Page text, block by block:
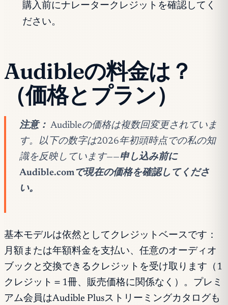
購入前にナレータークレジットを確認してく
ださい。
Audibleの料金は？
（価格とプラン）
注意： Audibleの価格は複数回変更されていま
す。以下の数字は2026年初頭時点での私の知
識を反映しています——申し込み前に
Audible.comで現在の価格を確認してくださ
い。
基本モデルは依然としてクレジットベースです：
月額または年額料金を支払い、任意のオーディオ
ブックと交換できるクレジットを受け取ります（1
クレジット＝1冊、販売価格に関係なく）。プレミ
アム会員はAudible Plusストリーミングカタログも